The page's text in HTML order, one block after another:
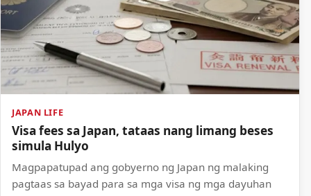
JAPAN LIFE
Visa fees sa Japan, tataas nang limang beses
simula Hulyo
Magpapatupad ang gobyerno ng Japan ng malaking
pagtaas sa bayad para sa mga visa ng mga dayuhan